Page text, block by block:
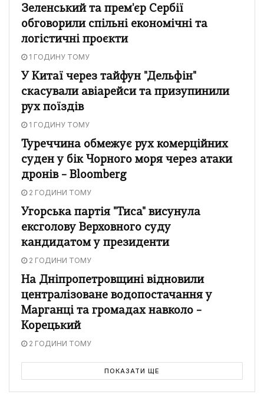
Зеленський та прем'єр Сербії
обговорили спільні економічні та
логістичні проєкти
1 ГОДИНУ ТОМУ
У Китаї через тайфун "Дельфін"
скасували авіарейси та призупинили
рух поїздів
1 ГОДИНУ ТОМУ
Туреччина обмежує рух комерційних
суден у бік Чорного моря через атаки
дронів – Bloomberg
2 ГОДИНИ ТОМУ
Угорська партія "Тиса" висунула
ексголову Верховного суду
кандидатом у президенти
2 ГОДИНИ ТОМУ
На Дніпропетровщині відновили
централізоване водопостачання у
Марганці та громадах навколо –
Корецький
2 ГОДИНИ ТОМУ
ПОКАЗАТИ ЩЕ